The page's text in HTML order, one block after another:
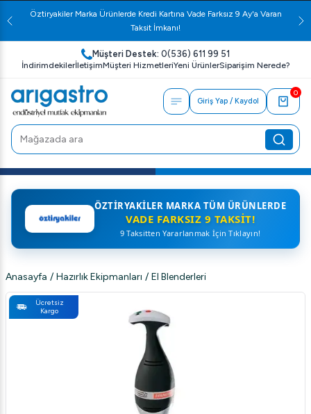
Öztiryakiler Marka Ürünlerde Kredi Kartına Vade Farksız 9 Ay'a Varan
Taksit İmkanı!
Müşteri Destek: 0(536) 611 99 51
İndirimdekilerİletişimMüşteri HizmetleriYeni ÜrünlerSiparişim Nerede?
Giriş Yap / Kaydol
0
ÖZTIRYAKILER MARKA TÜM ÜRÜNLERDE
VADE FARKSIZ 9 TAKSIT!
9 Taksitten Yararlanmak İçin Tıklayın!
Anasayfa / Hazırlık Ekipmanları / El Blenderleri
Ücretsiz
Kargo